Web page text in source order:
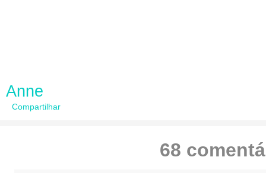
Anne
Compartilhar
68